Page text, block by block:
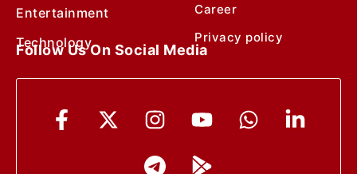
Entertainment
Technology
Career
Privacy policy
Follow Us On Social Media